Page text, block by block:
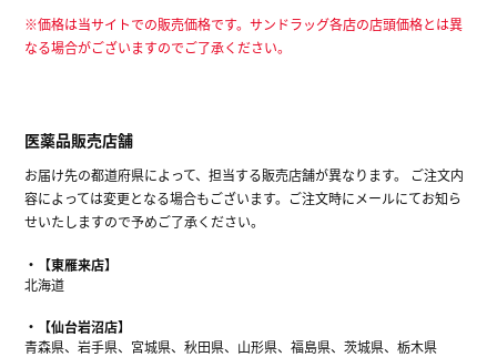
※価格は当サイトでの販売価格です。サンドラッグ各店の店頭価格とは異
なる場合がございますのでご了承ください。
医薬品販売店舗
お届け先の都道府県によって、担当する販売店舗が異なります。 ご注文内
容によっては変更となる場合もございます。ご注文時にメールにてお知ら
せいたしますので予めご了承ください。
【東雁来店】
北海道
【仙台岩沼店】
青森県、岩手県、宮城県、秋田県、山形県、福島県、茨城県、栃木県